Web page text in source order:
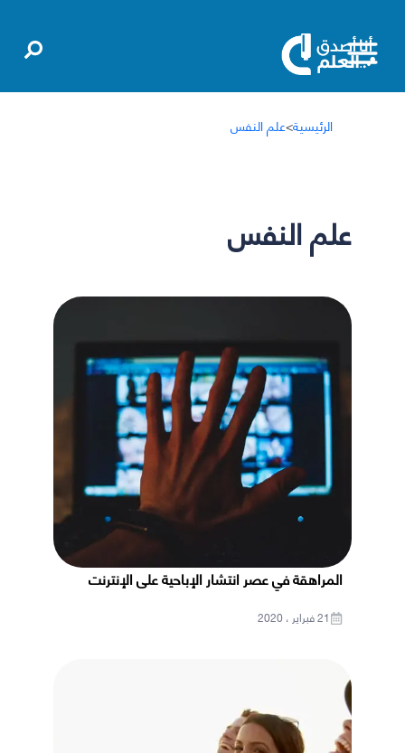
الرئيسية>علم النفس
علم النفس
المراهقة في عصر انتشار الإباحية على الإنترنت
21 فبراير ، 2020